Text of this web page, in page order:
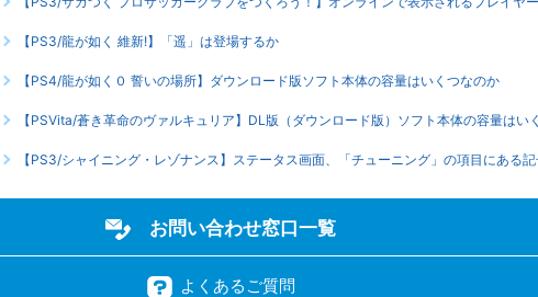
【PS3/龍が如く 維新!】「遥」は登場するか
【PS4/龍が如く０ 誓いの場所】ダウンロード版ソフト本体の容量はいくつなのか
【PSVita/蒼き革命のヴァルキュリア】DL版（ダウンロード版）ソフト本体の容量はい
【PS3/シャイニング・レゾナンス】ステータス画面、「チューニング」の項目にある
お問い合わせ窓口一覧
よくあるご質問